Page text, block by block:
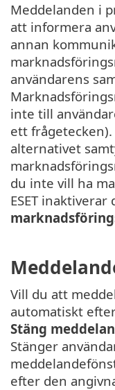
Meddelanden i
att informera
annan
användarens
inte till
ett
alternativet
du inte vill ha
ESET
Vill du att
automatiskt
Stäng
Stänger
efter den